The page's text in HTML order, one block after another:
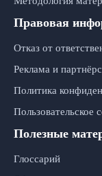
Правовая
Отказ от
Реклама и
Политика
Пользовательское
Полезные
Глоссарий